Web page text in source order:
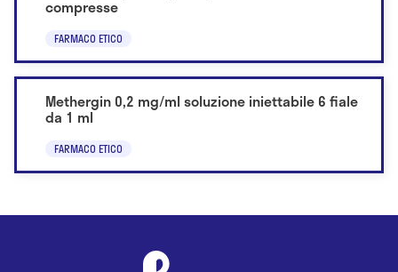
compresse
FARMACO ETICO
Methergin 0,2 mg/ml soluzione iniettabile 6 fiale
da 1 ml
FARMACO ETICO